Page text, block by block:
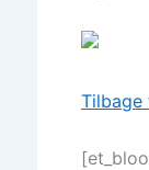
Tilbage